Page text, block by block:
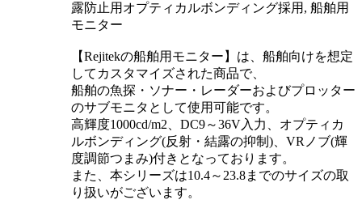
露防止用オプティカルボンディング採用, 船舶用
モニター
【Rejitekの船舶用モニター】は、船舶向けを想定
してカスタマイズされた商品で、
船舶の魚探・ソナー・レーダーおよびプロッター
のサブモニタとして使用可能です。
高輝度1000cd/m2、DC9～36V入力、オプティカ
ルボンディング(反射・結露の抑制)、VRノブ(輝
度調節つまみ)付きとなっております。
また、本シリーズは10.4～23.8までのサイズの取
り扱いがございます。